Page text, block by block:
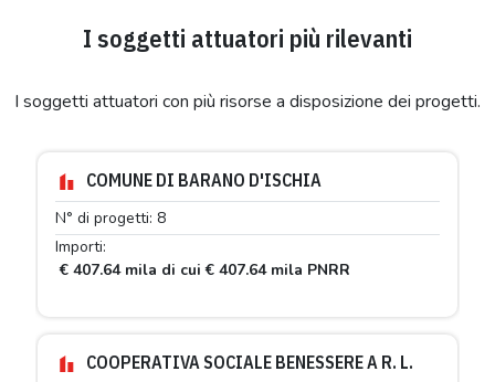
I soggetti attuatori più rilevanti
I soggetti attuatori con più risorse a disposizione dei progetti.
COMUNE DI BARANO D'ISCHIA
N° di progetti: 8
Importi:
€ 407.64 mila di cui € 407.64 mila PNRR
COOPERATIVA SOCIALE BENESSERE A R. L.